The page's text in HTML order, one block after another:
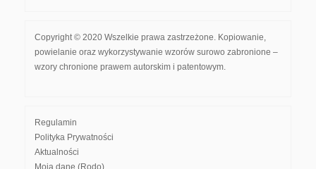
Copyright © 2020 Wszelkie prawa zastrzeżone. Kopiowanie,
powielanie oraz wykorzystywanie wzorów surowo zabronione –
wzory chronione prawem autorskim i patentowym.
Regulamin
Polityka Prywatności
Aktualności
Moja dane (Rodo)